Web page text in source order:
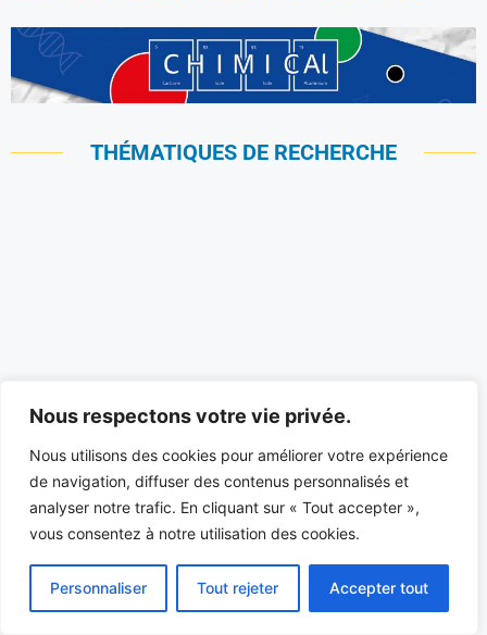
Nous respectons votre vie privée.
Nous utilisons des cookies pour améliorer votre expérience
de navigation, diffuser des contenus personnalisés et
analyser notre trafic. En cliquant sur « Tout accepter »,
vous consentez à notre utilisation des cookies.
Personnaliser Tout rejeter Accepter tout
THÉMATIQUES DE RECHERCHE